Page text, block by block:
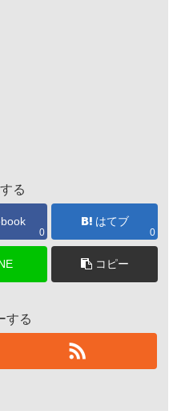
る
0
はてブ
0
コピー
する